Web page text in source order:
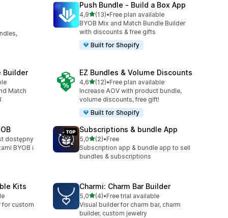
Push Bundle ‑ Build a Box App
4,9na 5 gwiazdek
(13)
Łączna liczba recenzji: 13
•Free plan available
BYOB Mix and Match Bundle Builder
with discounts & free gifts
Built for Shopify
Builder
Match
EZ Bundles & Volume Discounts
4,6na 5 gwiazdek
(12)
Łączna liczba recenzji: 12
•Free plan available
Increase AOV with product bundle,
volume discounts, free gift!
Built for Shopify
dostępny
BYOB i
Subscriptions & bundle App
5,0na 5 gwiazdek
(2)
Łączna liczba recenzji: 2
•Free
Subscription app & bundle app to sell
bundles & subscriptions
Kits
custom
Charmi: Charm Bar Builder
5,0na 5 gwiazdek
(4)
Łączna liczba recenzji: 4
•Free trial available
Visual builder for charm bar, charm
builder, custom jewelry